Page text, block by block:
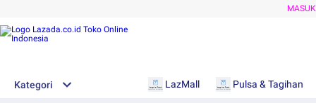
Kategori LazMall Pulsa & Tagihan